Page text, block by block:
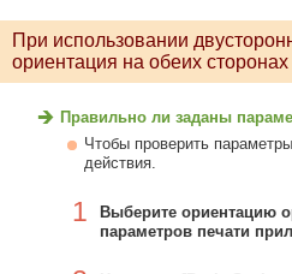
При использовании
ориентация на обеих
Правильно ли заданы
Чтобы проверить
действия.
1
Выберите ориентацию
параметров печати